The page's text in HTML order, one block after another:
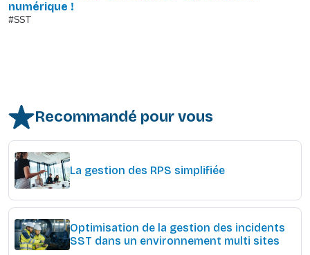
numérique !
#SST
Recommandé pour vous
La gestion des RPS simplifiée
Optimisation de la gestion des incidents
SST dans un environnement multi sites